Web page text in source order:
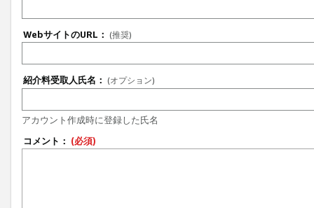
WebサイトのURL： (推奨)
紹介料受取人氏名： (オプション)
アカウント作成時に登録した氏名
コメント： (必須)